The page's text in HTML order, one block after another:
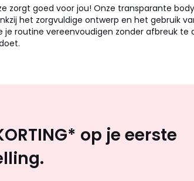
zorgt goed voor jou! Onze transparante
het zorgvuldige ontwerp en het gebruik
je routine vereenvoudigen zonder afbreuk
op je eerste